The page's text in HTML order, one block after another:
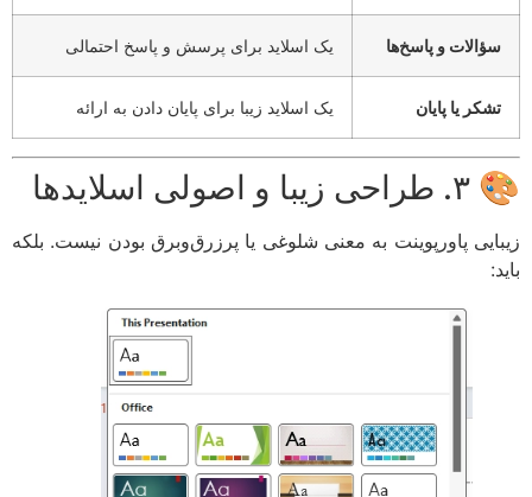
و پاسخ‌ها یک اسلاید برای پرسش و پاسخ احتمالی
یا پایان یک اسلاید زیبا برای پایان دادن به ارائه
اسلایدها
پاورپوینت به معنی شلوغی یا پرزرق‌وبرق بودن نیست. بلکه